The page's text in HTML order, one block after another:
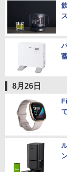
8月26日